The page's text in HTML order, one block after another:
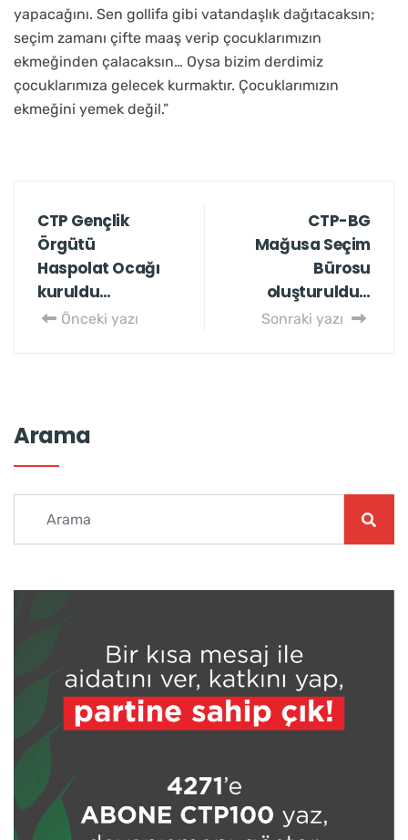
yapacağını. Sen gollifa gibi vatandaşlık dağıtacaksın;
seçim zamanı çifte maaş verip çocuklarımızın
ekmeğinden çalacaksın… Oysa bizim derdimiz
çocuklarımıza gelecek kurmaktır. Çocuklarımızın
ekmeğini yemek değil.”
CTP Gençlik
Örgütü
Haspolat Ocağı
kuruldu…
Önceki yazı
CTP-BG
Mağusa Seçim
Bürosu
oluşturuldu…
Sonraki yazı
Arama